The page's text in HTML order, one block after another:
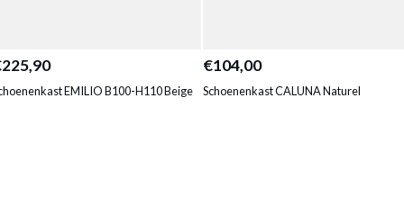
EMILIO B100-H110 Beige
€104,00
Schoenenkast CALUNA Naturel